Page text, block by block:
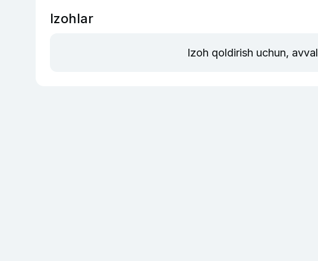
Izohlar
Izoh qoldirish uchun, avval